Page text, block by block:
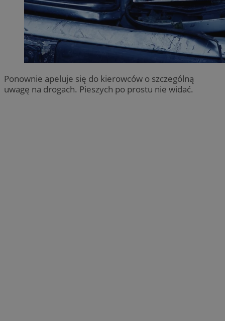
Ponownie apeluje się do kierowców o szczególną
uwagę na drogach. Pieszych po prostu nie widać.